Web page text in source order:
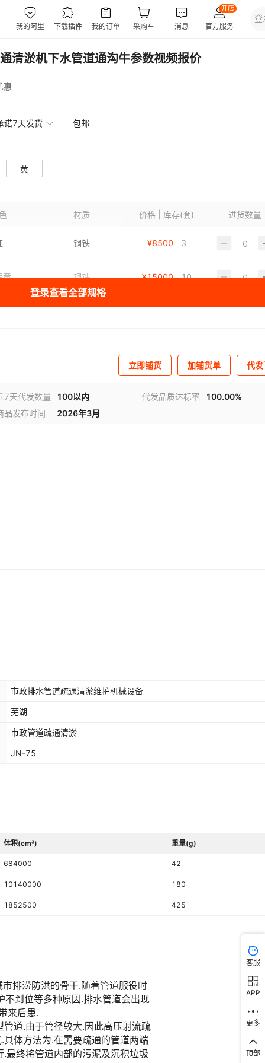
清淤机下水管道通沟牛参数视频报价
惠
诺7天发货 包邮
黄
材质 价格 | 库存(套) 进货数量
钢铁 ¥8500 3
黄 钢铁 ¥15000 10
登录查看全部规格
立即铺货 加铺货单 代
7天代发数量 100以内 代发品质达标率
100.00%
品发布时间
2026年3月
市政排水管道疏通清淤维护机械设备
芜湖
市政管道疏通清淤
JN-75
体积(cm³) 重量(g)
684000 42
10140000 180
1852500 425
客服
APP
更多
顶部